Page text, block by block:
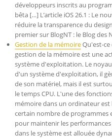
développeurs inscrits au
bêta […] L’article iOS 26.1 : Le
réduire la transparence du
premier sur BlogNT : le Blog des
Gestion de la mémoireQu'est-ce
gestion de la mémoire est une
système d'exploitation. Le
d'un système d'exploitation, il
de son matériel, mais il est
le temps CPU. L'une des
mémoire dans un ordinateur
certain nombre de
pour maintenir les
dans le système est allouée